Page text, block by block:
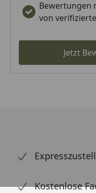
Bewertungen
von
Jetzt
Kostenlose